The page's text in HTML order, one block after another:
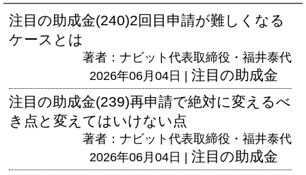
注目の助成金(240)2回目申請が難しくなる
ケースとは
著者：ナビット代表取締役・福井泰代
2026年06月04日 | 注目の助成金
注目の助成金(239)再申請で絶対に変えるべ
き点と変えてはいけない点
著者：ナビット代表取締役・福井泰代
2026年06月04日 | 注目の助成金